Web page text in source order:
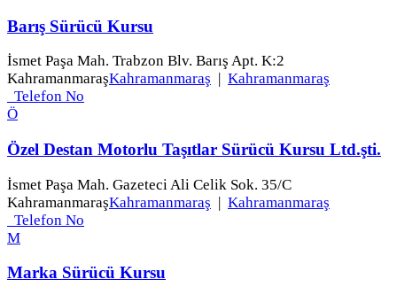
Barış Sürücü Kursu
İsmet Paşa Mah. Trabzon Blv. Barış Apt. K:2
KahramanmaraşKahramanmaraş
Kahramanmaraş
Telefon No
Ö
Özel Destan Motorlu Taşıtlar Sürücü Kursu Ltd.şti.
İsmet Paşa Mah. Gazeteci Ali Celik Sok. 35/C
KahramanmaraşKahramanmaraş | Kahramanmaraş
Telefon No
M
Marka Sürücü Kursu